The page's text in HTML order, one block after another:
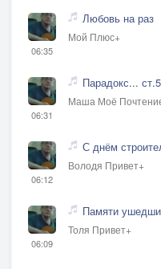
06:35
Любовь на раз
Мой Плюс+
06:31
Парадокс...
Маша Моё
06:12
С днём
Володя Привет+
06:09
Памяти
Толя Привет+